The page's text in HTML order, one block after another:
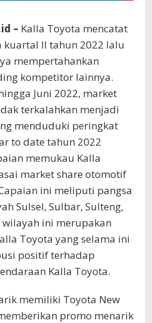
– Kalla Toyota mencatat
II tahun 2022 lalu
mempertahankan
kompetitor lainnya.
Juni 2022, market
terkalahkan menjadi
menduduki peringkat
to date tahun 2022
memukau Kalla
market share otomotif
ini meliputi pangsa
Sulsel, Sulbar, Sulteng,
ini merupakan
Toyota yang selama ini
positif terhadap
Kalla Toyota.
memiliki Toyota New
promo menarik